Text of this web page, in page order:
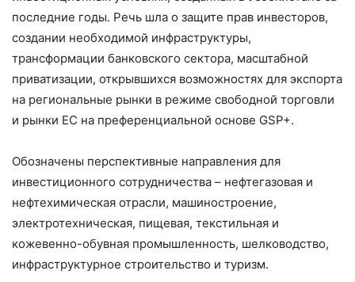
последние годы. Речь шла о защите прав инвесторов,
создании необходимой инфраструктуры,
трансформации банковского сектора, масштабной
приватизации, открывшихся возможностях для экспорта
на региональные рынки в режиме свободной торговли
и рынки ЕС на преференциальной основе GSP+.
Обозначены перспективные направления для
инвестиционного сотрудничества – нефтегазовая и
нефтехимическая отрасли, машиностроение,
электротехническая, пищевая, текстильная и
кожевенно-обувная промышленность, шелководство,
инфраструктурное строительство и туризм.